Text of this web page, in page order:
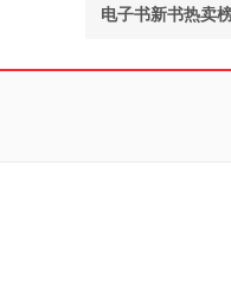
电子书新书热卖